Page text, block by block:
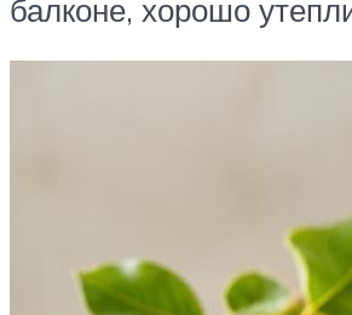
балконе, хорошо